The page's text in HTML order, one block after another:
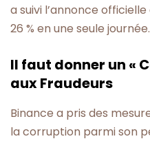
a suivi l’annonce
26 % en une seule journée.
Il faut donner un «
aux Fraudeurs
Binance a pris des
la corruption parmi son